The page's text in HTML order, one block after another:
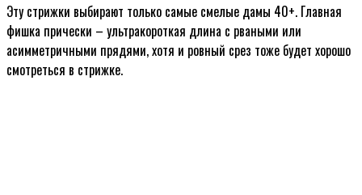
Эту стрижки выбирают только самые смелые дамы 40+. Главная
фишка прически – ультракороткая длина с рваными или
асимметричными прядями, хотя и ровный срез тоже будет хорошо
смотреться в стрижке.